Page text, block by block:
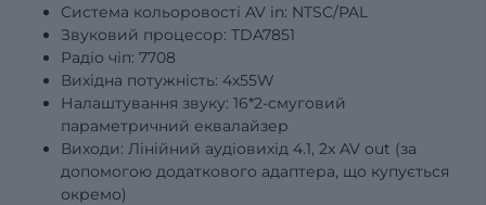
Система кольоровості AV in: NTSC/PAL
Звуковий процесор: TDA7851
Радіо чіп: 7708
Вихідна потужність: 4х55W
Налаштування звуку: 16*2-смуговий
параметричний еквалайзер
Виходи: Лінійний аудіовихід 4.1, 2x AV out (за
допомогою додаткового адаптера, що купується
окремо)